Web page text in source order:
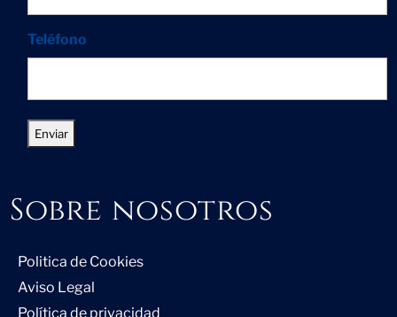
Teléfono
Sobre nosotros
Politica de Cookies
Aviso Legal
Política de privacidad